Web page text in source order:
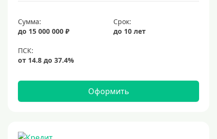
25 лет
30 лет
Месяц
2 месяца
3 месяца
6 месяцев
Ставка
Сумма:
до 15 000 000 ₽
Срок:
до 10 лет
Оформить